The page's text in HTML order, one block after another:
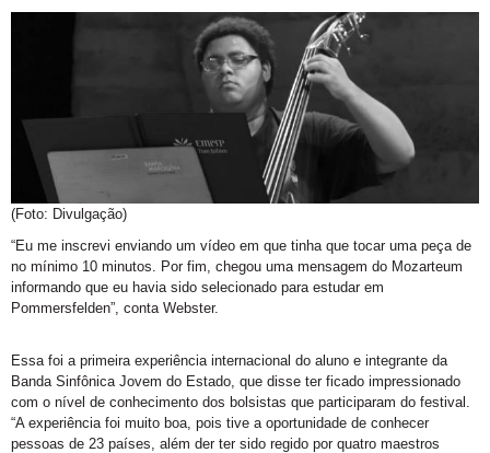
(Foto: Divulgação)
“Eu me inscrevi enviando um vídeo em que tinha que tocar uma peça de
no mínimo 10 minutos. Por fim, chegou uma mensagem do Mozarteum
informando que eu havia sido selecionado para estudar em
Pommersfelden”, conta Webster.
Essa foi a primeira experiência internacional do aluno e integrante da
Banda Sinfônica Jovem do Estado, que disse ter ficado impressionado
com o nível de conhecimento dos bolsistas que participaram do festival.
“A experiência foi muito boa, pois tive a oportunidade de conhecer
pessoas de 23 países, além der ter sido regido por quatro maestros